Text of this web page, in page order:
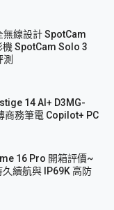
無線設計 SpotCam
SpotCam Solo 3
14 AI+ D3MG-
商務筆電 Copilot+ PC
16 Pro 開箱評價~
續航與 IP69K 高防